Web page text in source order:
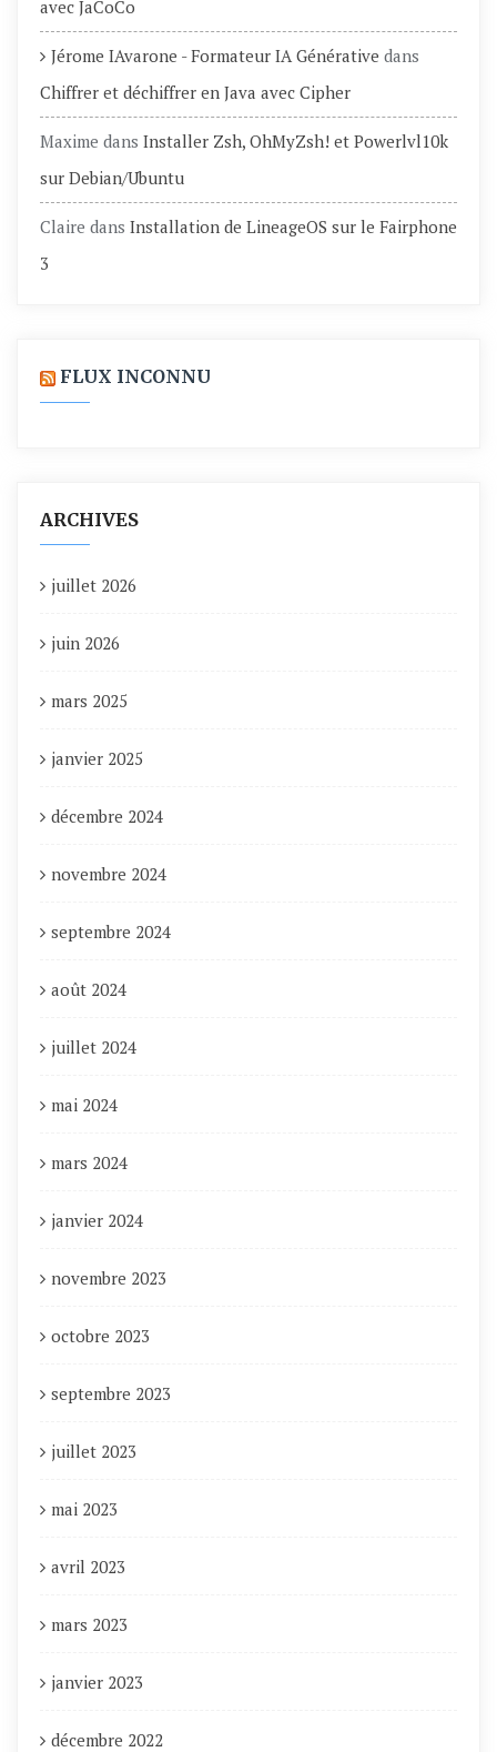
avec JaCoCo
Jérome IAvarone - Formateur IA Générative dans
Chiffrer et déchiffrer en Java avec Cipher
Maxime dans Installer Zsh, OhMyZsh! et Powerlvl10k
sur Debian/Ubuntu
Claire dans Installation de LineageOS sur le Fairphone
3
FLUX INCONNU
ARCHIVES
juillet 2026
juin 2026
mars 2025
janvier 2025
décembre 2024
novembre 2024
septembre 2024
août 2024
juillet 2024
mai 2024
mars 2024
janvier 2024
novembre 2023
octobre 2023
septembre 2023
juillet 2023
mai 2023
avril 2023
mars 2023
janvier 2023
décembre 2022